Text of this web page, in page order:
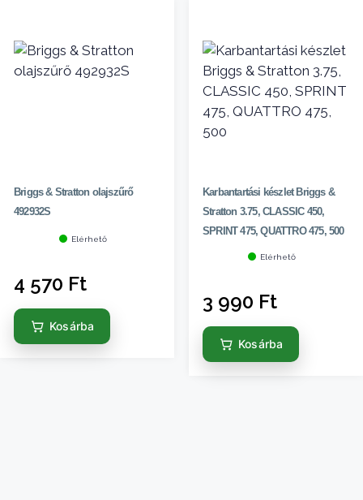
Briggs & Stratton olajszűrő
492932S
Elérhető
4 570 Ft
Kosárba
Karbantartási készlet Briggs &
Stratton 3.75, CLASSIC 450,
SPRINT 475, QUATTRO 475, 500
Elérhető
3 990 Ft
Kosárba